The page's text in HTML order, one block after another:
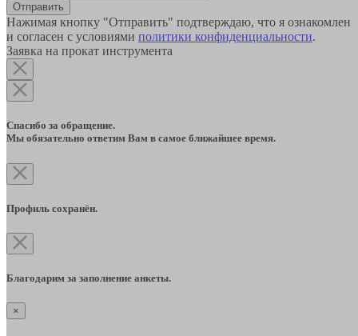
Отправить
Нажимая кнопку "Отправить" подтверждаю, что я ознакомлен
и согласен с условиями политики конфиденциальности.
Заявка на прокат инструмента
Спасибо за обращение.
Мы обязательно ответим Вам в самое ближайшее время.
Профиль сохранён.
Благодарим за заполнение анкеты.
×